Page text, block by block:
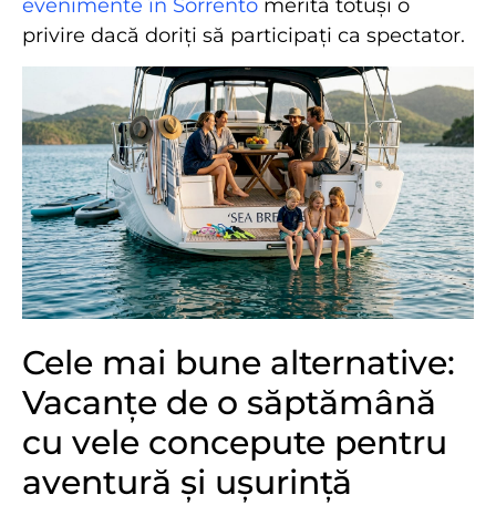
evenimente în Sorrento merită totuși o
privire dacă doriți să participați ca spectator.
Cele mai bune alternative:
Vacanțe de o săptămână
cu vele concepute pentru
aventură și ușurință